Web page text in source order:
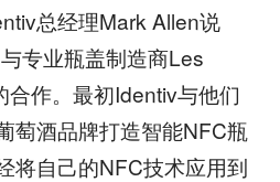
总经理Mark Allen说
专业瓶盖制造商Les
作。最初Identiv与他们
萄酒品牌打造智能NFC瓶
将自己的NFC技术应用到